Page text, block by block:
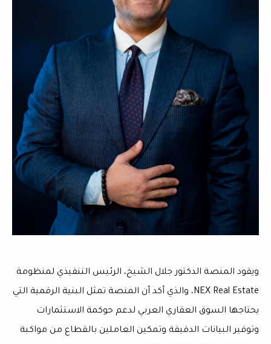
ويقود المنصة الدكتور جلال الشيخ، الرئيس التنفيذي لمنظومة
NEX Real Estate، والذي أكد أن المنصة تمثل البنية الرقمية التي
يحتاجها السوق العقاري العربي لدعم حوكمة الاستثمارات
وتوفير البيانات الدقيقة وتمكين العاملين بالقطاع من مواكبة